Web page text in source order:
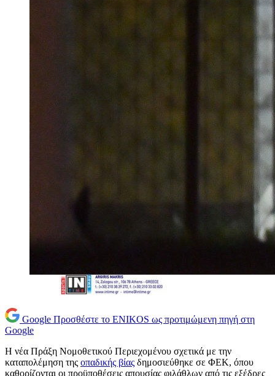
Google Προσθέστε το ENIKOS ως προτιμώμενη πηγή στη
Google
Η νέα Πράξη Νομοθετικού Περιεχομένου σχετικά με την
καταπολέμηση της οπαδικής βίας δημοσιεύθηκε σε ΦΕΚ, όπου
καθορίζονται οι προϋποθέσεις απουσίας φιλάθλων από τις εξέδρες